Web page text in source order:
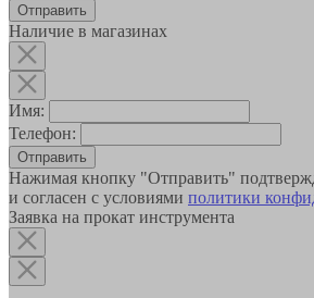
Наличие в магазинах
Имя:
Телефон:
Отправить
Нажимая кнопку "Отправить"
и согласен с условиями политики
Заявка на прокат инструмента